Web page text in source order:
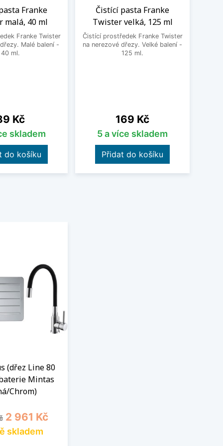
Franke
malá, 40 ml
Franke Twister
Malé balení -
40 ml.
Kč
skladem
do košíku
Čistící pasta Franke
Twister velká, 125 ml
Čistící prostředek Franke Twister
na nerezové dřezy. Velké balení -
125 ml.
Cena
169 Kč
5 a více skladem
Přidat do košíku
(dřez Line 80
Mintas
Chrom)
Cena
2 961 Kč
skladem